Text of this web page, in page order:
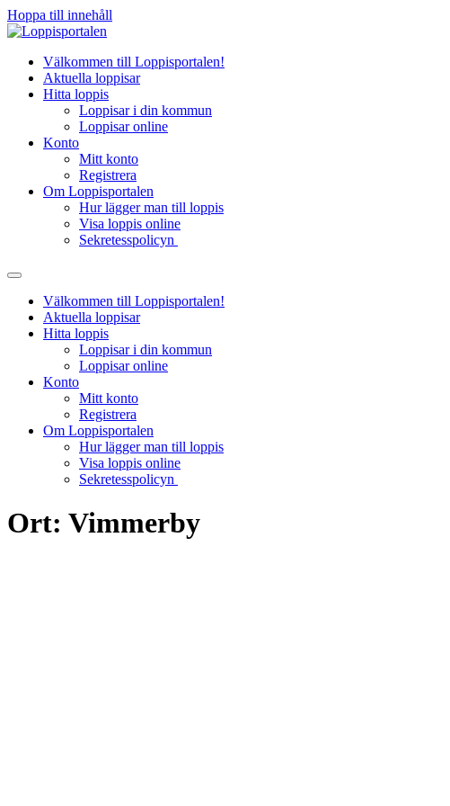
Hoppa till innehåll
Välkommen till Loppisportalen!
Aktuella loppisar
Hitta loppis
Loppisar i din kommun
Loppisar online
Konto
Mitt konto
Registrera
Om Loppisportalen
Hur lägger man till loppis
Visa loppis online
Sekretesspolicyn
Välkommen till Loppisportalen!
Aktuella loppisar
Hitta loppis
Loppisar i din kommun
Loppisar online
Konto
Mitt konto
Registrera
Om Loppisportalen
Hur lägger man till loppis
Visa loppis online
Sekretesspolicyn
Ort: Vimmerby